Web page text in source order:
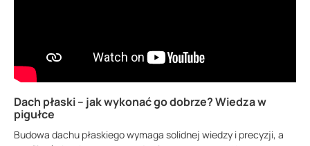
Dach płaski – jak wykonać go dobrze? Wiedza w
pigułce
Budowa dachu płaskiego wymaga solidnej wiedzy i precyzji, a